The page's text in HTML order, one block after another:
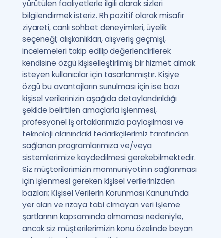
ÖSYM Sınav Takvimi
Kampanyalar
Blog
İngilizce Gramer
yürütülen faaliyetlerle ilgili olarak sizleri
bilgilendirmek isteriz. Rh pozitif olarak misafir
ziyareti, canlı sohbet deneyimleri, üyelik
seçeneği; alışkanlıkları, alışveriş geçmişi,
incelemeleri takip edilip değerlendirilerek
kendisine özgü kişiselleştirilmiş bir hizmet almak
isteyen kullanıcılar için tasarlanmıştır. Kişiye
özgü bu avantajların sunulması için ise bazı
kişisel verilerinizin aşağıda detaylandırıldığı
şekilde belirtilen amaçlarla işlenmesi,
profesyonel iş ortaklarımızla paylaşılması ve
teknoloji alanındaki tedarikçilerimiz tarafından
sağlanan programlarımıza ve/veya
sistemlerimize kaydedilmesi gerekebilmektedir.
Siz müşterilerimizin memnuniyetinin sağlanması
için işlenmesi gereken kişisel verilerinizden
bazıları; Kişisel Verilerin Korunması Kanunu’nda
yer alan ve rızaya tabi olmayan veri işleme
şartlarının kapsamında olmaması nedeniyle,
ancak siz müşterilerimizin konu özelinde beyan